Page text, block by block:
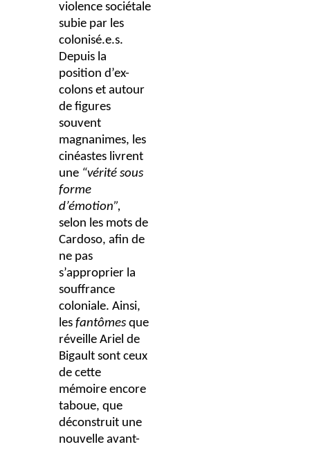
violence sociétale
subie par les
colonisé.e.s.
Depuis la
position d’ex-
colons et autour
de figures
souvent
magnanimes, les
cinéastes livrent
une “vérité sous
forme
d’émotion”,
selon les mots de
Cardoso, afin de
ne pas
s’approprier la
souffrance
coloniale. Ainsi,
les fantômes que
réveille Ariel de
Bigault sont ceux
de cette
mémoire encore
taboue, que
déconstruit une
nouvelle avant-